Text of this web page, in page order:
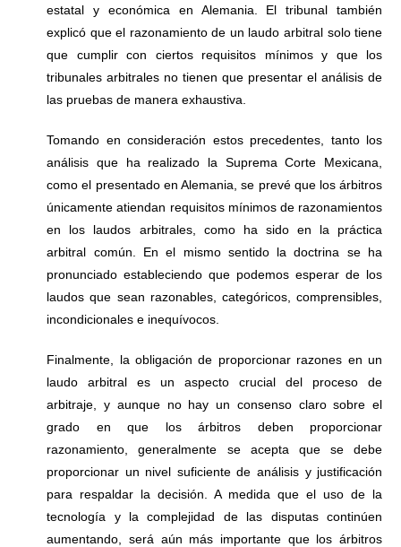
estatal y económica en Alemania. El tribunal también
explicó que el razonamiento de un laudo arbitral solo tiene
que cumplir con ciertos requisitos mínimos y que los
tribunales arbitrales no tienen que presentar el análisis de
las pruebas de manera exhaustiva.
Tomando en consideración estos precedentes, tanto los
análisis que ha realizado la Suprema Corte Mexicana,
como el presentado en Alemania, se prevé que los árbitros
únicamente atiendan requisitos mínimos de razonamientos
en los laudos arbitrales, como ha sido en la práctica
arbitral común. En el mismo sentido la doctrina se ha
pronunciado estableciendo que podemos esperar de los
laudos que sean razonables, categóricos, comprensibles,
incondicionales e inequívocos.
Finalmente, la obligación de proporcionar razones en un
laudo arbitral es un aspecto crucial del proceso de
arbitraje, y aunque no hay un consenso claro sobre el
grado en que los árbitros deben proporcionar
razonamiento, generalmente se acepta que se debe
proporcionar un nivel suficiente de análisis y justificación
para respaldar la decisión. A medida que el uso de la
tecnología y la complejidad de las disputas continúen
aumentando, será aún más importante que los árbitros